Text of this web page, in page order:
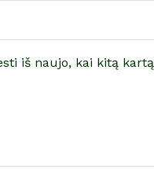
iš naujo, kai kitą